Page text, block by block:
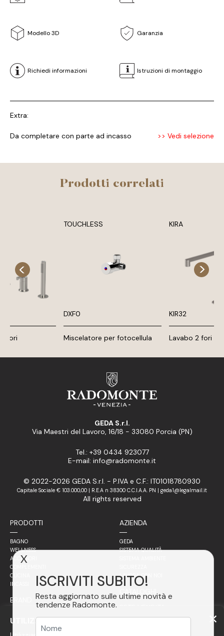
Modello 3D Garanzia
Richiedi informazioni Istruzioni di montaggio
Extra:
Da completare con parte ad incasso >> Vedi selezione
Prodotti correlati
fori
TOUCHLESS
DXF0
Miscelatore per fotocellula
KIRA
KIR32
Lavabo 2 fori
GEDA S.r.l.
Via Maestri del Lavoro, 16/18 - 33080 Porcia (PN)
Tel.: +39 0434 923077
E-mail: info@radomonte.it
© 2022-2026 GEDA S.r.l. - P.IVA e C.F.: IT01018780930
Capitale Sociale € 103.000,00 | R.E.A n 38300 C.C.I.A.A. PN | geda1@legalmail.it
All rights reserved
PRODOTTI
BAGNO
WELLNESS
ACCESSORI
COMPLEMENTI
CUCINA
INCASSI
BRAND
FILOSOFIA
AZIENDA
GEDA
SISTEMA QUALITÀ
LAVORA CON NOI
X
ISCRIVITI SUBITO!
Resta aggiornato sulle ultime novità e
tendenze Radomonte.
UTILIZZIAMO COOKIE